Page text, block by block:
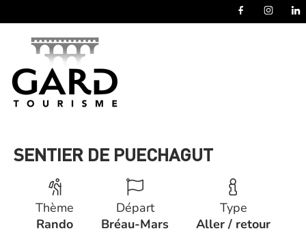
SENTIER DE PUECHAGUT
Thème
Rando
Départ
Bréau-Mars
Type
Aller / retour